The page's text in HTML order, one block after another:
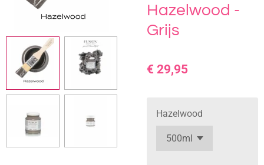
Hazelwood -
Grijs
€ 29,95
Hazelwood